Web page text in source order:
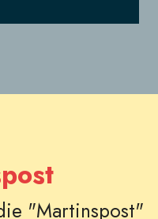
"Martinspost"